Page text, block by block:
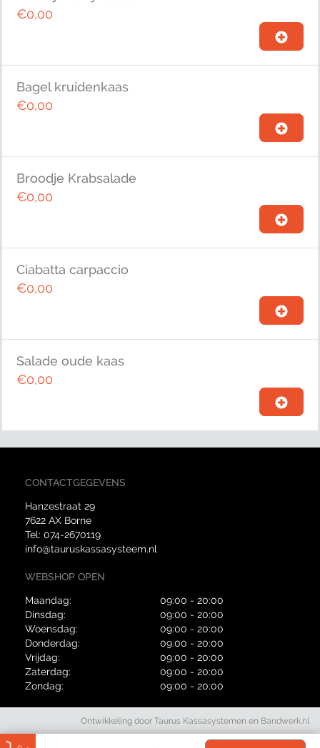
€0,00
Bagel kruidenkaas
€0,00
Broodje Krabsalade
€0,00
Ciabatta carpaccio
€0,00
Salade oude kaas
€0,00
CONTACTGEGEVENS
Hanzestraat 29
7622 AX Borne
Tel: 074-2670119
info@tauruskassasysteem.nl
WEBSHOP OPEN
Maandag:
09:00 - 20:00
Dinsdag:
09:00 - 20:00
Woensdag:
09:00 - 20:00
Donderdag:
09:00 - 20:00
Vrijdag:
09:00 - 20:00
Zaterdag:
09:00 - 20:00
Zondag:
09:00 - 20:00
Ontwikkeling door Taurus Kassasystemen en Bandwerk.nl